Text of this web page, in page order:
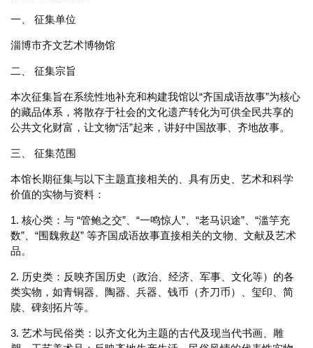
一、 征集单位
淄博市齐文艺术博物馆
二、 征集宗旨
本次征集旨在系统性地补充和构建我馆以“齐国成语故事”为核心
的藏品体系，将散存于社会的文化遗产转化为可供全民共享的
公共文化财富，让文物“活”起来，讲好中国故事、齐地故事。
三、 征集范围
本馆长期征集与以下主题直接相关的、具有历史、艺术和科学
价值的实物与资料：
1. 核心类：与 “管鲍之交”、“一鸣惊人”、“老马识途”、“滥竽充
数”、“围魏救赵” 等齐国成语故事直接相关的文物、文献及艺术
品。
2. 历史类：反映齐国历史（政治、经济、军事、文化等）的各
类实物，如青铜器、陶器、兵器、钱币（齐刀币）、玺印、简
牍、碑刻拓片等。
3. 艺术与民俗类：以齐文化为主题的古代及现当代书画、雕